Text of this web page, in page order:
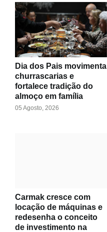
Dia dos Pais movimenta
churrascarias e
fortalece tradição do
almoço em família
05 Agosto, 2026
Carmak cresce com
locação de máquinas e
redesenha o conceito
de investimento na